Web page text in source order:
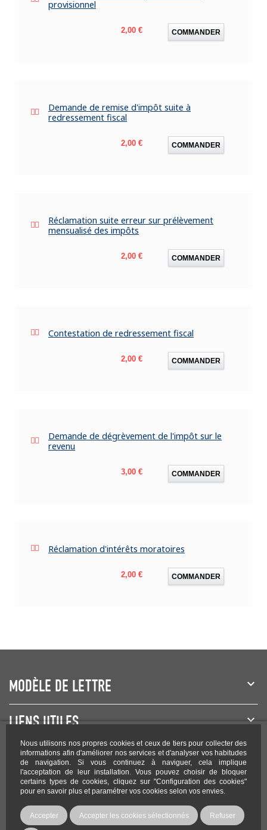
Nous utilisons nos propres cookies et ceux de tiers pour collecter des
informations afin d'améliorer nos services et d'analyser vos habitudes
de navigation. Si vous continuez à naviguer, cela implique
l'acceptation de leur installation. Vous pouvez choisir de bloquer
certains types de cookies, cliquez sur "Configuration des cookies"
pour en savoir plus et paramétrer vos cookies selon vos envies.
Accepter Accepter les cookies sélectionnés Refuser
provisionnel
Prix
2,00 € COMMANDER
Demande de remise d'impôt suite à
redressement fiscal
Prix
2,00 € COMMANDER
Réclamation suite erreur sur prélèvement
mensualisé des impôts
Prix
2,00 € COMMANDER
Contestation de redressement fiscal
Prix
2,00 € COMMANDER
Demande de dégrèvement de l'impôt sur le
revenu
Prix
3,00 € COMMANDER
Réclamation d'intérêts moratoires
Prix
2,00 € COMMANDER
MODÈLE DE LETTRE
LIENS UTILES
NEWSLETTER